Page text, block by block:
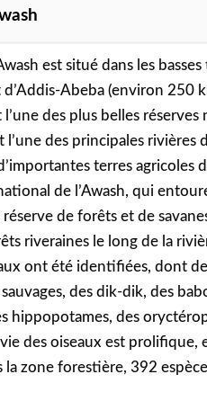
est situé dans les
d’Addis-Abeba (environ 250
l’une des plus belles
l’une des principales rivières
terres agricoles
de l’Awash, qui
de forêts et de
riveraines le long de la
ont été identifiées, dont
des dik-dik, des
hippopotames, des
des oiseaux est prolifique,
la zone forestière, 392